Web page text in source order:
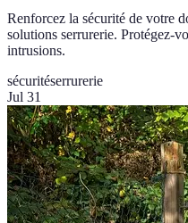
Renforcez la sécurité de votre
solutions serrurerie. Protégez-
intrusions.
sécuritéserrurerie
Jul 31